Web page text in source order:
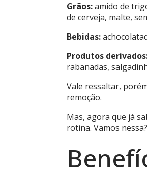
Grãos:amido de
de cerveja, malte,
Bebidas:
Produtos
rabanadas,
Vale ressaltar,
remoção.
Mas, agora que já
rotina. Vamos nessa?